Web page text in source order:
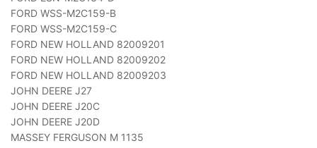
FORD WSS-M2C159-B
FORD WSS-M2C159-C
FORD NEW HOLLAND 82009201
FORD NEW HOLLAND 82009202
FORD NEW HOLLAND 82009203
JOHN DEERE J27
JOHN DEERE J20C
JOHN DEERE J20D
MASSEY FERGUSON M 1135